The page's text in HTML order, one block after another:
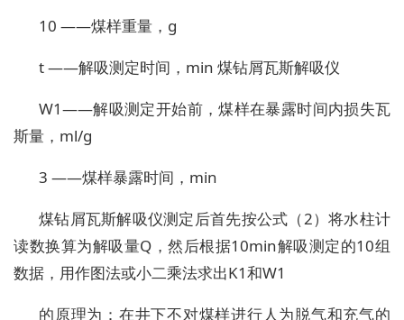
10 ——煤样重量，g
t ——解吸测定时间，min 煤钻屑瓦斯解吸仪
W1——解吸测定开始前，煤样在暴露时间内损失瓦
斯量，ml/g
3 ——煤样暴露时间，min
煤钻屑瓦斯解吸仪测定后首先按公式（2）将水柱计
读数换算为解吸量Q，然后根据10min解吸测定的10组
数据，用作图法或小二乘法求出K1和W1
的原理为：在井下不对煤样进行人为脱气和充气的